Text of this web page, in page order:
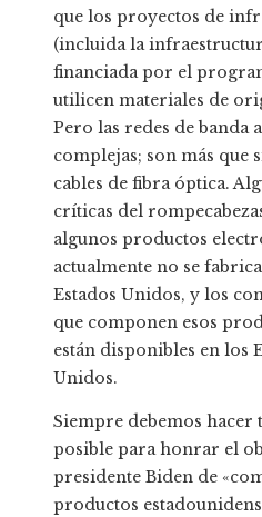
que los proyectos de
(incluida la
financiada por el
utilicen materiales de
Pero las redes de banda
complejas; son más que
cables de fibra óptica.
críticas del
algunos productos
actualmente no se
Estados Unidos, y los
que componen esos
están disponibles en los
Unidos.
Siempre debemos hacer
posible para honrar el
presidente Biden de
productos